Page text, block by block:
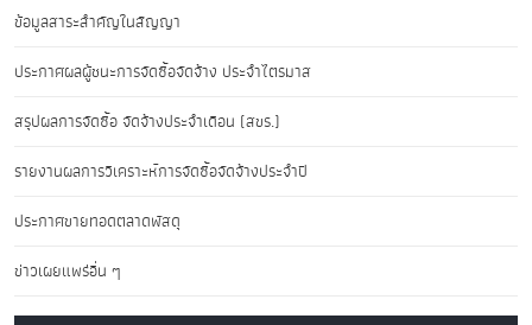
ข้อมูลสาระสำคัญในสัญญา
ประกาศผลผู้ชนะการจัดซื้อจัดจ้าง ประจำไตรมาส
สรุปผลการจัดซื้อ จัดจ้างประจำเดือน (สขร.)
รายงานผลการวิเคราะห์การจัดซื้อจัดจ้างประจำปี
ประกาศขายทอดตลาดพัสดุ
ข่าวเผยแพร่อื่น ๆ